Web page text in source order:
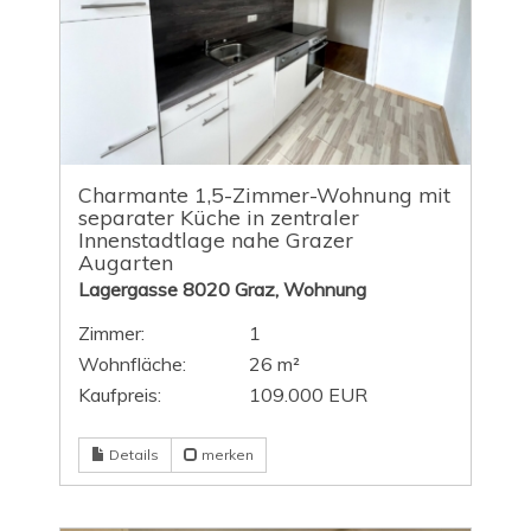
Charmante 1,5-Zimmer-Wohnung mit
separater Küche in zentraler
Innenstadtlage nahe Grazer
Augarten
Lagergasse 8020 Graz, Wohnung
Zimmer:
1
Wohnfläche:
26 m²
Kaufpreis:
109.000 EUR
Details merken